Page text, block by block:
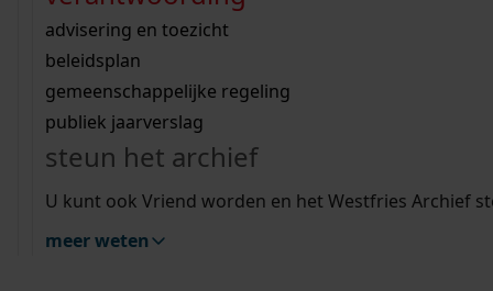
bouwvergunningen
omgevingsvergunningen
vergunningen
beeld en geluid
uitleg nodig?
Wij helpen u op weg met een aantal zoektips.
bekijk alle zoektips
Wij helpen u op weg met een aantal zoektips.
bekijk alle zoektips
bekijk ons geschiedenislokaal
advisering en toezicht
beleidsplan
gemeenschappelijke regeling
publiek jaarverslag
steun het archief
U kunt ook Vriend worden en het Westfries Archief
meer weten
zoektips
Mijn Studiezaal (inloggen)
uw zoekopdracht te